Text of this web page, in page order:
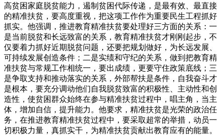
高贫困家庭脱贫能力，遏制贫困代际传递，是最有效、最直接
的精准扶贫，要高度重视，把这项工作作为重要民生工程抓好
抓实。他强调，推进教育精准扶贫要处理好三方面的关系：一
是当前脱贫和长远致富的关系，教育精准扶贫才刚刚起步，不
仅要着力抓好近期脱贫问题，还要把规划做好，为长远发展、
可持续发展创造条件；二是实绩和守纪的关系，做到把教育精
准扶贫与常规工作相统一，要出成绩，更要守住政策底线；三
是争取支持和推动落实的关系，外部帮扶是条件，自我奋斗才
是根本，要充分调动他们自我脱贫致富的积极性、主动性和创
造性，使贫困群众始终在参与精准扶贫过程中，唱主角，当主
体，增加自信，提升能力。他要求，精准扶贫是光荣的政治任
务，在推进教育精准扶贫过程中，要采取超常的举措，动员一
切积极力量，真抓实干，为精准扶贫贡献出教育应有的能量。